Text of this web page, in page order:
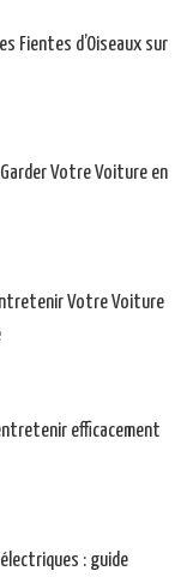
Fientes d’Oiseaux sur
Votre Voiture en
Votre Voiture
efficacement
: guide